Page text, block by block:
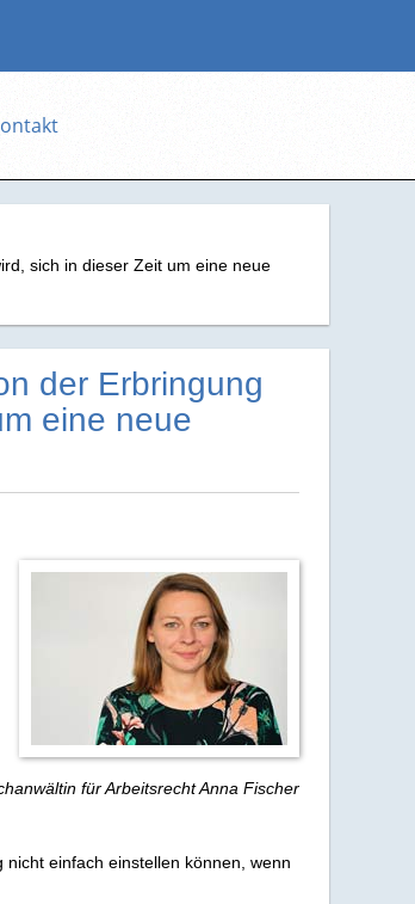
sich in dieser Zeit um eine neue
der Erbringung
eine neue
für Arbeitsrecht Anna Fischer
einfach einstellen können, wenn